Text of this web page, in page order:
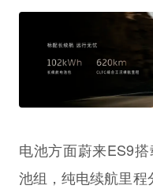
电池方面蔚来ES9
池组，纯电续航里